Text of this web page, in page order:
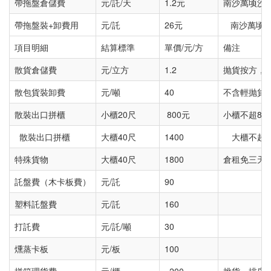
帶拖盤倉儲費
元/託/天 1.2元
南沙萬顷沙
帶拖盤裝+卸費用
元/託 26元
南沙萬顷
項目明細
結算標準 單價/元/方
備注
散貨倉儲費
元/立方 1.2
抛貨按方，
散包貨裝卸費
元/噸 40
不含輕抛貨
散裝出口拼櫃
小櫃20尺 800元
小櫃不超
散裝出口拼櫃
大櫃40尺 1400
大櫃不超
特殊貨物
大櫃40尺 1800
倉租免三天
託盤費（木卡板費）
元/託
90
塑料託盤費
元/託
160
打託費
元/託/噸
30
燻蒸卡板
元/板
100